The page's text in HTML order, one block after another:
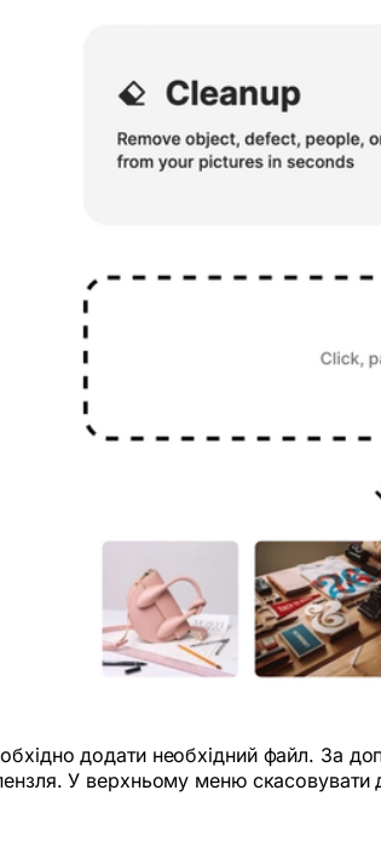
додати необхідний файл. За
У верхньому меню скасовувати